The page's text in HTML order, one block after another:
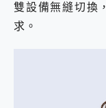
雙設備無縫切換
求。